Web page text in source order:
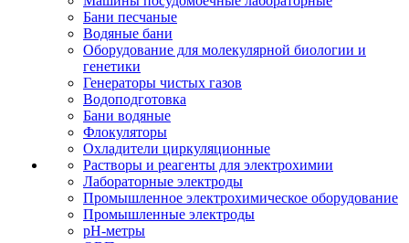
Бани песчаные
Водяные бани
Оборудование для молекулярной биологии и
генетики
Генераторы чистых газов
Водоподготовка
Бани водяные
Флокуляторы
Охладители циркуляционные
Растворы и реагенты для электрохимии
Лабораторные электроды
Промышленное электрохимическое оборудование
Промышленные электроды
pH-метры